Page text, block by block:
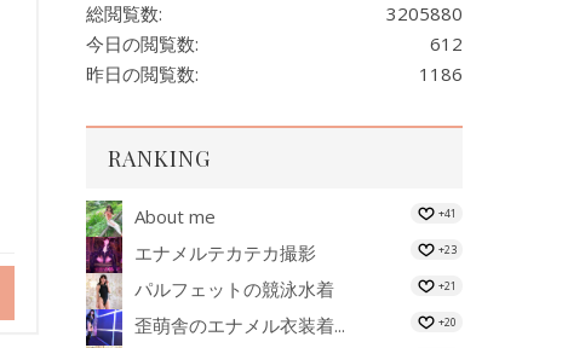
3205880
総閲覧数:
612
今日の閲覧数:
1186
昨日の閲覧数:
RANKING
About me +41
エナメルテカテカ撮影 +23
パルフェットの競泳水着 +21
歪萌舎のエナメル衣装着... +20